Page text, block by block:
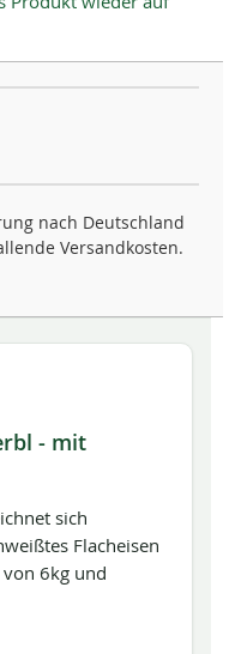
nach Deutschland
Versandkosten.
- mit
sich
Flacheisen
6kg und